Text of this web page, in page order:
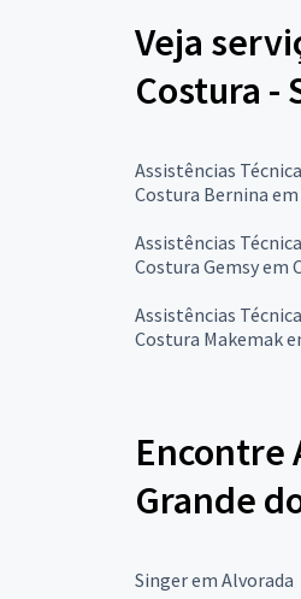
Veja
Costura -
Assistências
Costura Bernina
Assistências
Costura Gemsy em
Assistências
Costura Makemak
Encontre
Grande
Singer em Alvorada